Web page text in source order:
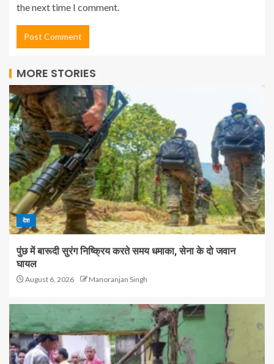
the next time I comment.
MORE STORIES
देश
पुंछ में बारूदी सुरंग निष्क्रिय करते समय धमाका, सेना के दो जवान
घायल
August 6, 2026 Manoranjan Singh